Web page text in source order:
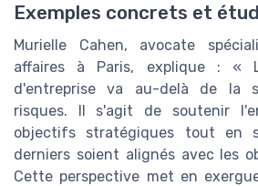
Exemples concrets et
Murielle Cahen, avocate
affaires à Paris, explique : «
d'entreprise va au-delà de la
risques. Il s'agit de soutenir
objectifs stratégiques tout en
derniers soient alignés avec les
Cette perspective met en